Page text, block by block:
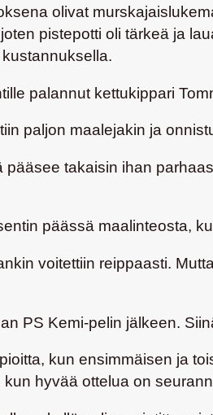
olivat
pistepotti oli tärkeä ja
palannut kettukippari
paljon maalejakin ja
takaisin ihan
päässä maalinteosta,
voitettiin reippaasti.
PS Kemi-pelin jälkeen.
kun ensimmäisen ja
hyvää ottelua on